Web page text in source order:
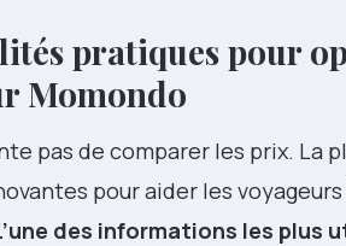
pratiques pour
Momondo
pas de comparer les prix. La
pour aider les
des informations les plus